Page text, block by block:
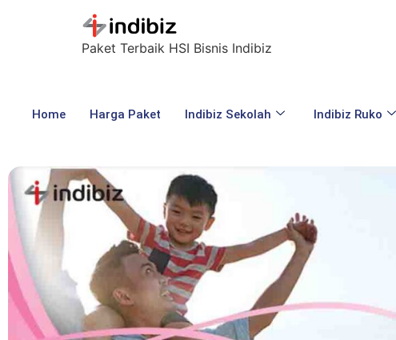
Paket Terbaik HSI Bisnis Indibiz
Home Harga Paket Indibiz Sekolah Indibiz Ruko